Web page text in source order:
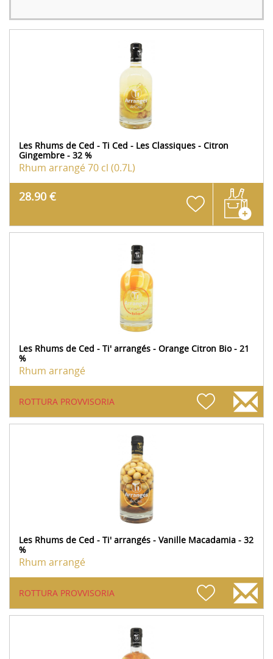
Les Rhums de Ced - Ti Ced - Les Classiques - Citron
Gingembre - 32 %
Rhum arrangé70 cl (0.7L)
28.90 €
Les Rhums de Ced - Ti' arrangés - Orange Citron Bio - 21
%
Rhum arrangé
ROTTURA PROVVISORIA
Les Rhums de Ced - Ti' arrangés - Vanille Macadamia - 32
%
Rhum arrangé
ROTTURA PROVVISORIA